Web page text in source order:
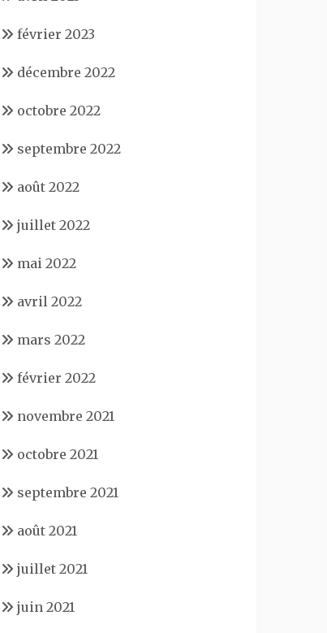
février 2023
décembre 2022
octobre 2022
septembre 2022
août 2022
juillet 2022
mai 2022
avril 2022
mars 2022
février 2022
novembre 2021
octobre 2021
septembre 2021
août 2021
juillet 2021
juin 2021